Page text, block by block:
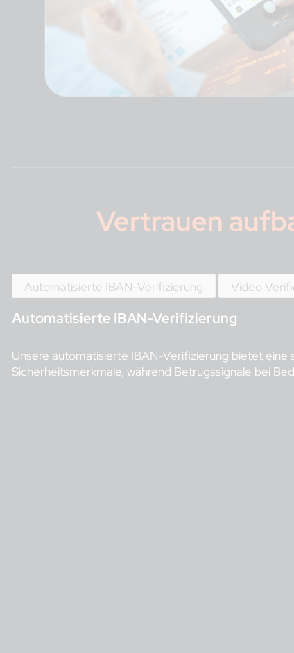
Vertrauen
Automatisierte IBAN-Verifizierung Video
Automatisierte IBAN-Verifizierung
Unsere automatisierte IBAN-Verifizierung bietet eine
Sicherheitsmerkmale, während Betrugssignale bei